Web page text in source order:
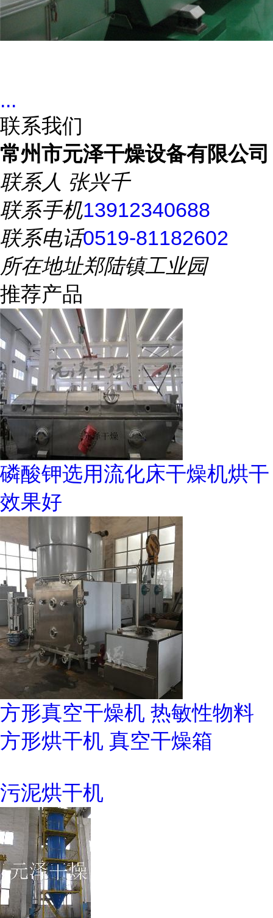
...
联系我们
常州市元泽干燥设备有限公司
联系人 张兴千
联系手机13912340688
联系电话0519-81182602
所在地址郑陆镇工业园
推荐产品
磷酸钾选用流化床干燥机烘干
效果好
方形真空干燥机 热敏性物料
方形烘干机 真空干燥箱
污泥烘干机